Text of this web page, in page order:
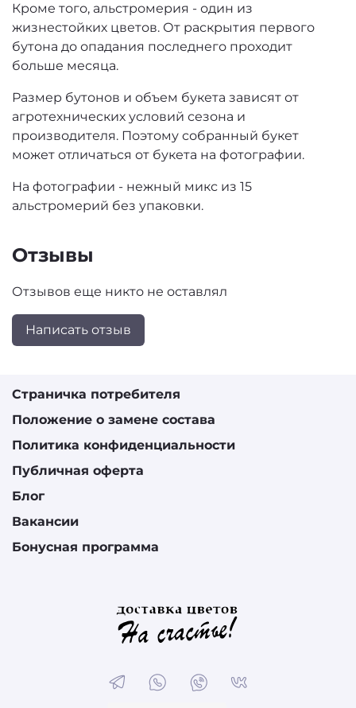
Кроме того, альстромерия - один из
жизнестойких цветов. От раскрытия первого
бутона до опадания последнего проходит
больше месяца.
Размер бутонов и объем букета зависят от
агротехнических условий сезона и
производителя. Поэтому собранный букет
может отличаться от букета на фотографии.
На фотографии - нежный микс из 15
альстромерий без упаковки.
Отзывы
Отзывов еще никто не оставлял
Написать отзыв
Страничка потребителя
Положение о замене состава
Политика конфиденциальности
Публичная оферта
Блог
Вакансии
Бонусная программа